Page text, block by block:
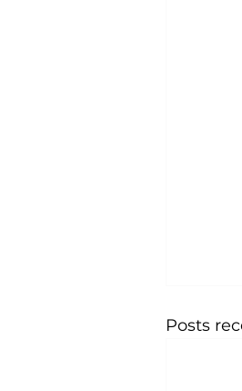
Posts